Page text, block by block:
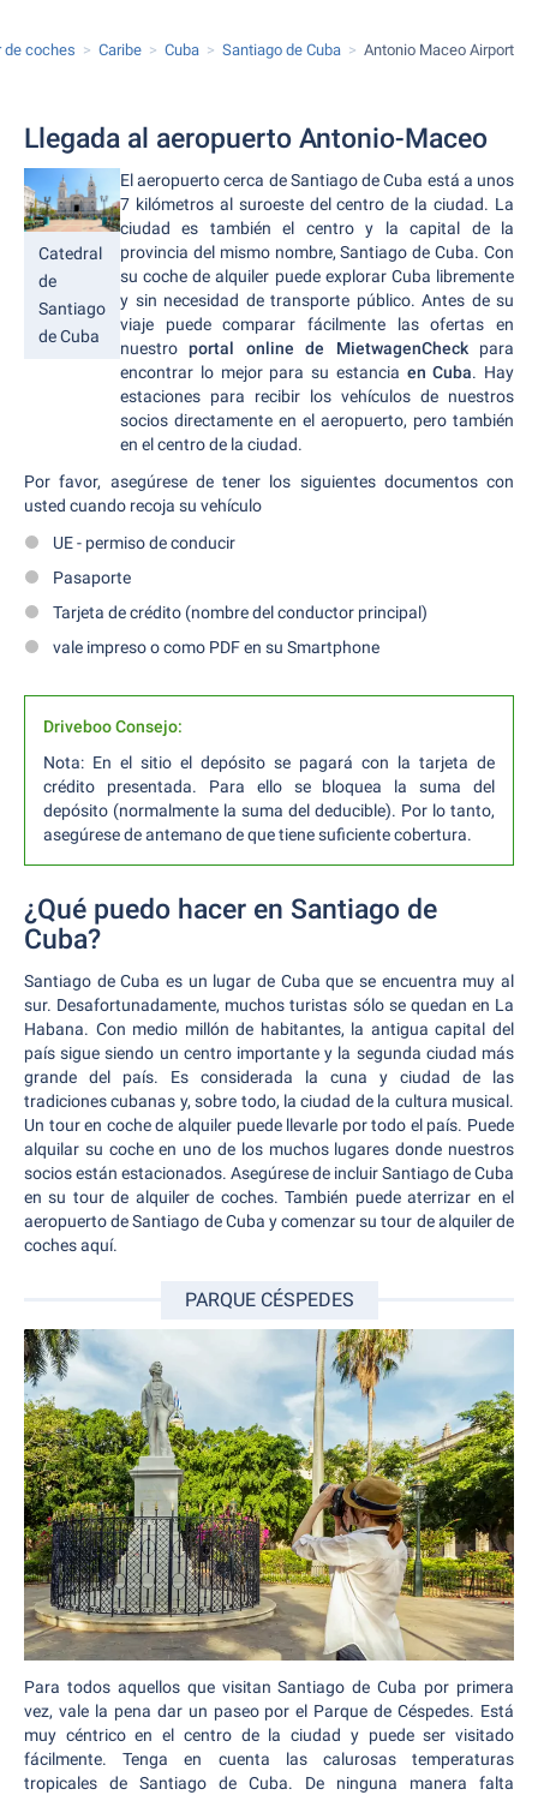
de coches Caribe Cuba Santiago de Cuba Antonio Maceo Airport
Llegada al aeropuerto Antonio-Maceo
Catedral
de
Santiago
de Cuba
El aeropuerto cerca de Santiago de Cuba está a unos
7 kilómetros al suroeste del centro de la ciudad. La
ciudad es también el centro y la capital de la
provincia del mismo nombre, Santiago de Cuba. Con
su coche de alquiler puede explorar Cuba libremente
y sin necesidad de transporte público. Antes de su
viaje puede comparar fácilmente las ofertas en
nuestroportal online de MietwagenCheckpara
encontrar lo mejor para su estancia en Cuba. Hay
estaciones para recibir los vehículos de nuestros
socios directamente en el aeropuerto, pero también
en el centro de la ciudad.
Por favor, asegúrese de tener los siguientes documentos con
usted cuando recoja su vehículo
UE - permiso de conducir
Pasaporte
Tarjeta de crédito (nombre del conductor principal)
vale impreso o como PDF en su Smartphone
Driveboo Consejo:
Nota: En el sitio el depósito se pagará con la tarjeta de
crédito presentada. Para ello se bloquea la suma del
depósito (normalmente la suma del deducible). Por lo tanto,
asegúrese de antemano de que tiene suficiente cobertura.
¿Qué puedo hacer en Santiago de
Cuba?
Santiago de Cuba es un lugar de Cuba que se encuentra muy al
sur. Desafortunadamente, muchos turistas sólo se quedan en La
Habana. Con medio millón de habitantes, la antigua capital del
país sigue siendo un centro importante y la segunda ciudad más
grande del país. Es considerada la cuna y ciudad de las
tradiciones cubanas y, sobre todo, la ciudad de la cultura musical.
Un tour en coche de alquiler puede llevarle por todo el país. Puede
alquilar su coche en uno de los muchos lugares donde nuestros
socios están estacionados. Asegúrese de incluir Santiago de Cuba
en su tour de alquiler de coches. También puede aterrizar en el
aeropuerto de Santiago de Cuba y comenzar su tour de alquiler de
coches aquí.
PARQUE CÉSPEDES
Para todos aquellos que visitan Santiago de Cuba por primera
vez, vale la pena dar un paseo por el Parque de Céspedes. Está
muy céntrico en el centro de la ciudad y puede ser visitado
fácilmente. Tenga en cuenta las calurosas temperaturas
tropicales de Santiago de Cuba. De ninguna manera falta